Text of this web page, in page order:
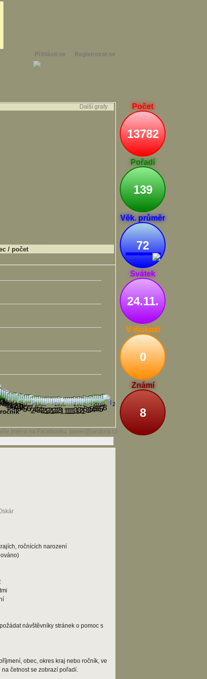
Další grafy
Přihlásit se Registrovat se
Počet
13782
Pořadí
139
Věk. průměr
72
Svátek
24.11.
V diskuzi
0
Známí
8
/ počet
1970 1980 1990 2000 2010 2020
pavel@jandora.cz
ročnících narození
návštěvníky stránek o pomoc s
obec, okres kraj nebo ročník, ve
četnost se zobrazí pořadí.